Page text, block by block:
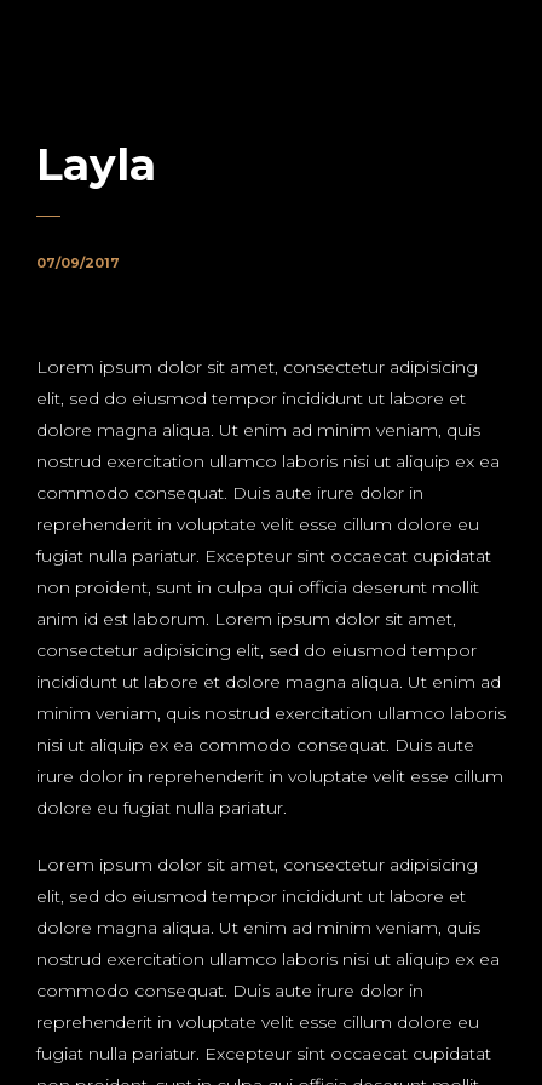
Layla
07/09/2017
Lorem ipsum dolor sit amet, consectetur adipisicing
elit, sed do eiusmod tempor incididunt ut labore et
dolore magna aliqua. Ut enim ad minim veniam, quis
nostrud exercitation ullamco laboris nisi ut aliquip ex ea
commodo consequat. Duis aute irure dolor in
reprehenderit in voluptate velit esse cillum dolore eu
fugiat nulla pariatur. Excepteur sint occaecat cupidatat
non proident, sunt in culpa qui officia deserunt mollit
anim id est laborum. Lorem ipsum dolor sit amet,
consectetur adipisicing elit, sed do eiusmod tempor
incididunt ut labore et dolore magna aliqua. Ut enim ad
minim veniam, quis nostrud exercitation ullamco laboris
nisi ut aliquip ex ea commodo consequat. Duis aute
irure dolor in reprehenderit in voluptate velit esse cillum
dolore eu fugiat nulla pariatur.
Lorem ipsum dolor sit amet, consectetur adipisicing
elit, sed do eiusmod tempor incididunt ut labore et
dolore magna aliqua. Ut enim ad minim veniam, quis
nostrud exercitation ullamco laboris nisi ut aliquip ex ea
commodo consequat. Duis aute irure dolor in
reprehenderit in voluptate velit esse cillum dolore eu
fugiat nulla pariatur. Excepteur sint occaecat cupidatat